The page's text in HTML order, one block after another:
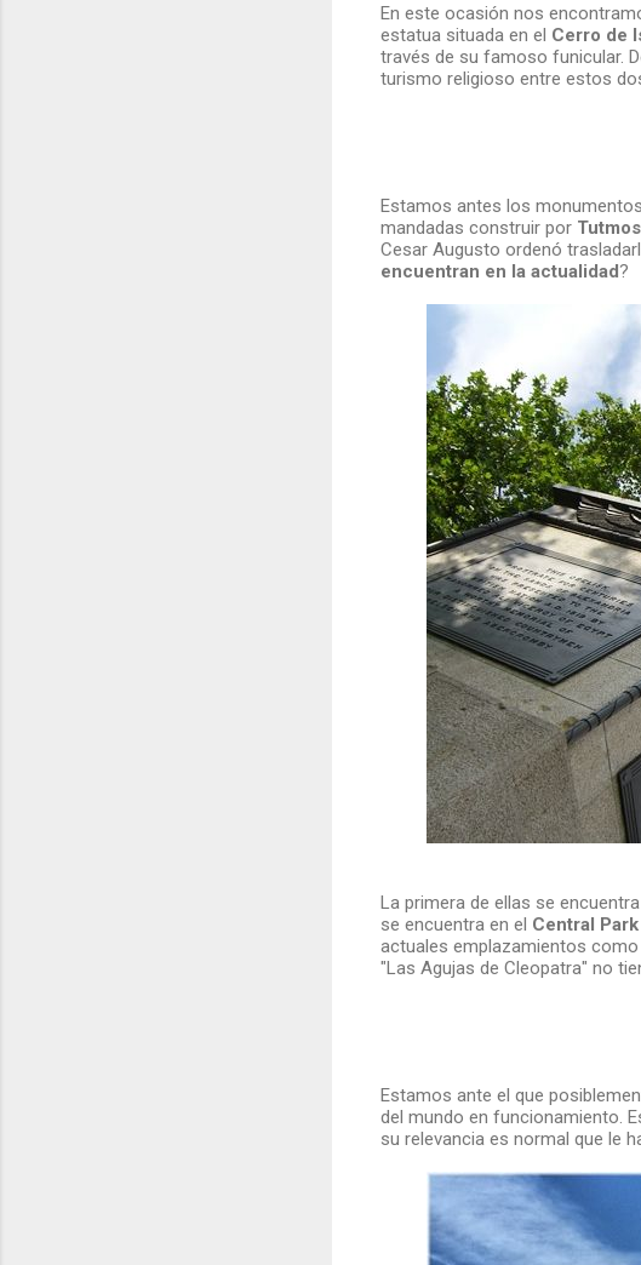
En este ocasión nos
estatua situada en el Cerro de
través de su famoso funicular.
turismo religioso entre estos
Estamos antes los
mandadas construir por
Cesar Augusto ordenó
encuentran en la actualidad?
La primera de ellas se
se encuentra en el Central Park
actuales emplazamientos como
"Las Agujas de Cleopatra" no
Estamos ante el que
del mundo en funcionamiento.
su relevancia es normal que le